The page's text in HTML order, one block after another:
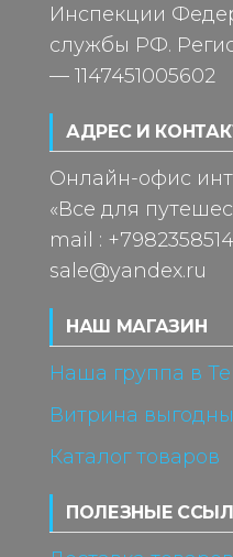
Инспекции
службы РФ.
— 1147451005602
АДРЕС И
Онлайн-офис
«Все для
mail :
sale@yandex.ru
НАШ МАГАЗИН
Наша группа в
Витрина
Каталог товаров
ПОЛЕЗНЫЕ